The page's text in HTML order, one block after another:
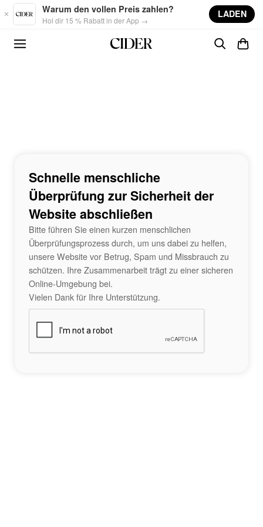
Skip to main content
Warum den vollen Preis zahlen?
Hol dir 15 % Rabatt in der App →
LADEN
Schnelle menschliche
Überprüfung zur Sicherheit der
Website abschließen
Bitte führen Sie einen kurzen menschlichen
Überprüfungsprozess durch, um uns dabei zu helfen,
unsere Website vor Betrug, Spam und Missbrauch zu
schützen. Ihre Zusammenarbeit trägt zu einer sicheren
Online-Umgebung bei.
Vielen Dank für Ihre Unterstützung.